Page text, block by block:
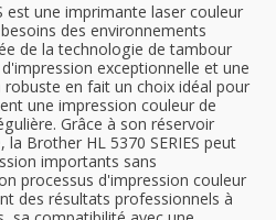
est une imprimante laser couleur
des environnements
de la technologie de tambour
exceptionnelle et une
en fait un choix idéal pour
une impression couleur de
Grâce à son réservoir
Brother HL 5370 SERIES peut
importants sans
processus d'impression couleur
des résultats professionnels à